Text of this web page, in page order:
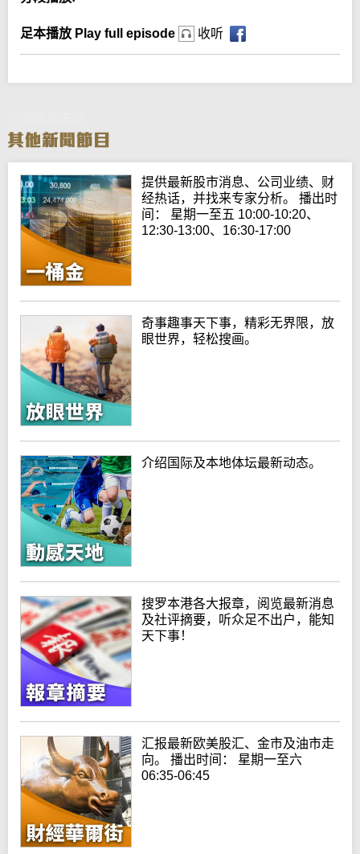
足本播放 Play full episode 收听
提供最新股市消息、公司业绩、财
经热话，并找来专家分析。 播出时
间： 星期一至五 10:00-10:20、
12:30-13:00、16:30-17:00
奇事趣事天下事，精彩无界限，放
眼世界，轻松搜画。
介绍国际及本地体坛最新动态。
搜罗本港各大报章，阅览最新消息
及社评摘要，听众足不出户，能知
天下事！
汇报最新欧美股汇、金市及油市走
向。 播出时间： 星期一至六
06:35-06:45